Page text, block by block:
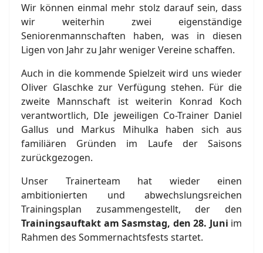
Wir können einmal mehr stolz darauf sein, dass
wir weiterhin zwei eigenständige
Seniorenmannschaften haben, was in diesen
Ligen von Jahr zu Jahr weniger Vereine schaffen.
Auch in die kommende Spielzeit wird uns wieder
Oliver Glaschke zur Verfügung stehen. Für die
zweite Mannschaft ist weiterin Konrad Koch
verantwortlich, DIe jeweiligen Co-Trainer Daniel
Gallus und Markus Mihulka haben sich aus
familiären Gründen im Laufe der Saisons
zurückgezogen.
Unser Trainerteam hat wieder einen
ambitionierten und abwechslungsreichen
Trainingsplan zusammengestellt, der den
Trainingsauftakt am Sasmstag, den 28. Juni im
Rahmen des Sommernachtsfests startet.